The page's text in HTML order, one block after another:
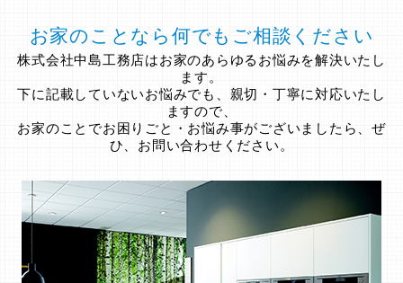
お家のことなら何でもご相談ください
株式会社中島工務店はお家のあらゆるお悩みを解決いたし
ます。
下に記載していないお悩みでも、親切・丁寧に対応いたし
ますので、
お家のことでお困りごと・お悩み事がございましたら、ぜ
ひ、お問い合わせください。